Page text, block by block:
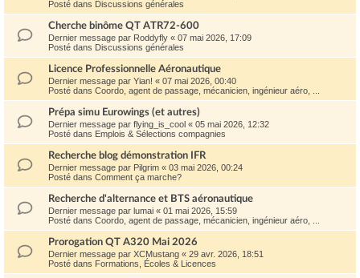
Posté dans Discussions générales
Cherche binôme QT ATR72-600
Dernier message par Roddyfly « 07 mai 2026, 17:09
Posté dans Discussions générales
Licence Professionnelle Aéronautique
Dernier message par Yian! « 07 mai 2026, 00:40
Posté dans Coordo, agent de passage, mécanicien, ingénieur aéro, ...
Prépa simu Eurowings (et autres)
Dernier message par flying_is_cool « 05 mai 2026, 12:32
Posté dans Emplois & Sélections compagnies
Recherche blog démonstration IFR
Dernier message par Pilgrim « 03 mai 2026, 00:24
Posté dans Comment ça marche?
Recherche d'alternance et BTS aéronautique
Dernier message par lumai « 01 mai 2026, 15:59
Posté dans Coordo, agent de passage, mécanicien, ingénieur aéro, ...
Prorogation QT A320 Mai 2026
Dernier message par XCMustang « 29 avr. 2026, 18:51
Posté dans Formations, Écoles & Licences